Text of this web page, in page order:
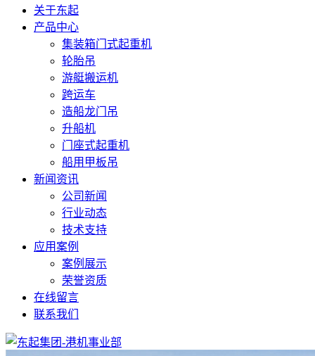
关于东起
产品中心
集装箱门式起重机
轮胎吊
游艇搬运机
跨运车
造船龙门吊
升船机
门座式起重机
船用甲板吊
新闻资讯
公司新闻
行业动态
技术支持
应用案例
案例展示
荣誉资质
在线留言
联系我们